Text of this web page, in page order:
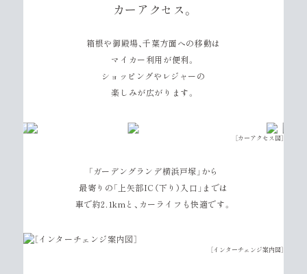
カーアクセス。
箱根や御殿場、千葉方面への移動は
マイカー利用が便利。
ショッピングやレジャーの
楽しみが広がります。
［カーアクセス図］
「ガーデングランデ横浜戸塚」から
最寄りの「上矢部IC（下り）入口」までは
車で約2.1kmと、カーライフも快適です。
［インターチェンジ案内図］